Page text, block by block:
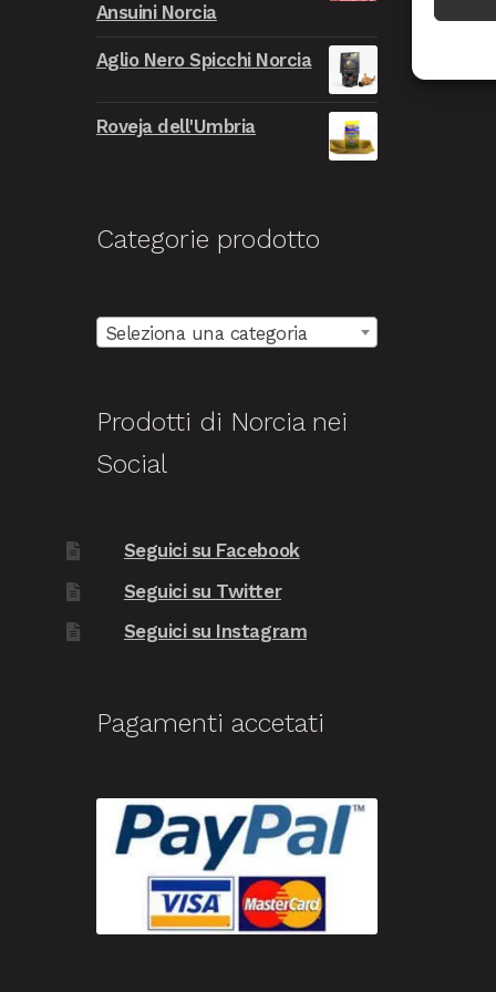
era:
9.999,00€.999,00€.
Ansuini Norcia
Aglio Nero Spicchi Norcia
Roveja dell'Umbria
Categorie prodotto
Seleziona una categoria
Prodotti di Norcia nei
Social
Seguici su Facebook
Seguici su Twitter
Seguici su Instagram
Pagamenti accetati